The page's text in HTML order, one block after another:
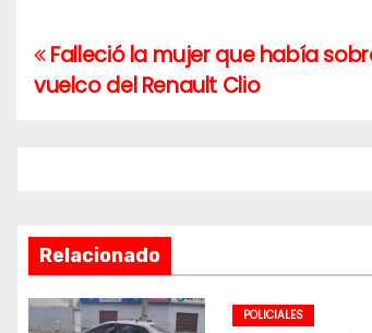
Navegación
de
Falleció la mujer que había
vuelco del Renault Clio
Relacionado
POLICIALES